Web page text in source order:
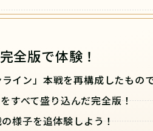
全版で体験！
イン」本戦を再構成したもの
すべて盛り込んだ完全版！
様子を追体験しよう！